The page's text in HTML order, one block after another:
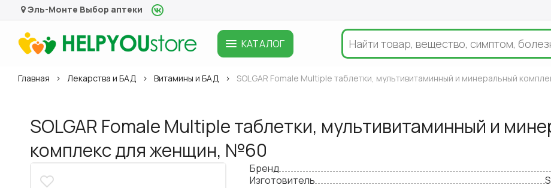
Эль-Монте Выбор аптеки
КАТАЛОГ
Главная Лекарства и БАД Витамины и БАД SOLGAR Fomale Multiple таблетки, мультивитаминный и минеральный
SOLGAR Fomale Multiple таблетки, мультивитаминный и
комплекс для женщин, №60
Бренд
Изготовитель